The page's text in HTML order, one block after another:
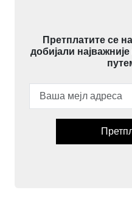
Претплатите се
добијали